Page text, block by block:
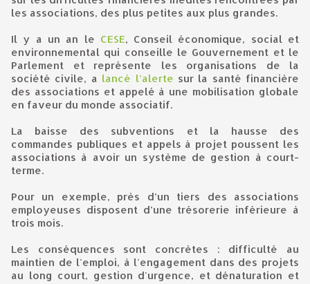
les associations, des plus petites aux plus grandes.
Il y a un an le CESE, Conseil économique, social et
environnemental qui conseille le Gouvernement et le
Parlement et représente les organisations de la
société civile, a lancé l’alerte sur la santé financière
des associations et appelé à une mobilisation globale
en faveur du monde associatif.
La baisse des subventions et la hausse des
commandes publiques et appels à projet poussent les
associations à avoir un système de gestion à court-
terme.
Pour un exemple, près d’un tiers des associations
employeuses disposent d’une trésorerie inférieure à
trois mois.
Les conséquences sont concrètes : difficulté au
maintien de l'emploi, à l'engagement dans des projets
au long court, gestion d'urgence, et dénaturation et